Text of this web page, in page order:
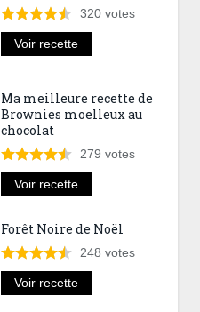
320 votes
Voir recette
Ma meilleure recette de
Brownies moelleux au
chocolat
279 votes
Voir recette
Forêt Noire de Noël
248 votes
Voir recette